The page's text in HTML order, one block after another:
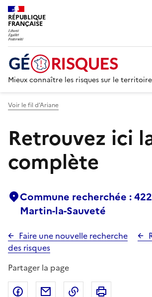
RÉPUBLIQUE
FRANÇAISE
Mieux connaître les risques sur le territoire
Voir le fil d’Ariane
Retrouvez ici
complète
Commune recherchée :
Martin-la-Sauveté
Faire une nouvelle recherche
des risques
Partager la page
Partager sur Facebook
Partager par email
Copier dans le